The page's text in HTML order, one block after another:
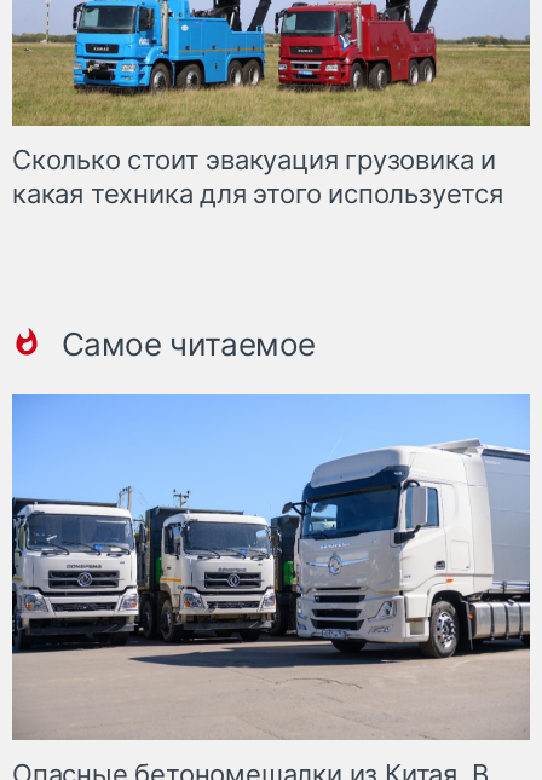
Сколько стоит эвакуация грузовика и
какая техника для этого используется
Самое читаемое
Опасные бетономешалки из Китая. В